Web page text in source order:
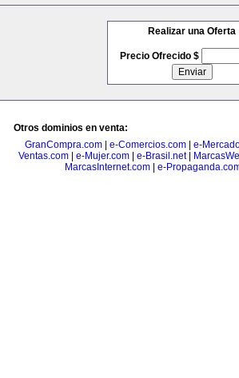
Realizar una Oferta
Precio Ofrecido $
Otros dominios en venta:
GranCompra.com
e-Comercios.com
e-
Ventas.com| e-Mujer.com| e-Brasil.net|
MarcasInternet.com
e-